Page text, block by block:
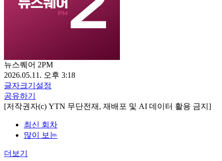
뉴스퀘어 2PM
2026.05.11. 오후 3:18
글자크기설정
공유하기
[저작권자(c) YTN 무단전재, 재배포 및 AI 데이터 활용 금지]
최신 회차
많이 보는
더보기